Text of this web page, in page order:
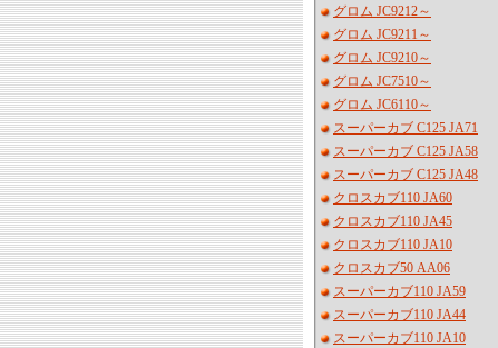
グロム JC9212～
グロム JC9211～
グロム JC9210～
グロム JC7510～
グロム JC6110～
スーパーカブ C125 JA71
スーパーカブ C125 JA58
スーパーカブ C125 JA48
クロスカブ110 JA60
クロスカブ110 JA45
クロスカブ110 JA10
クロスカブ50 AA06
スーパーカブ110 JA59
スーパーカブ110 JA44
スーパーカブ110 JA10